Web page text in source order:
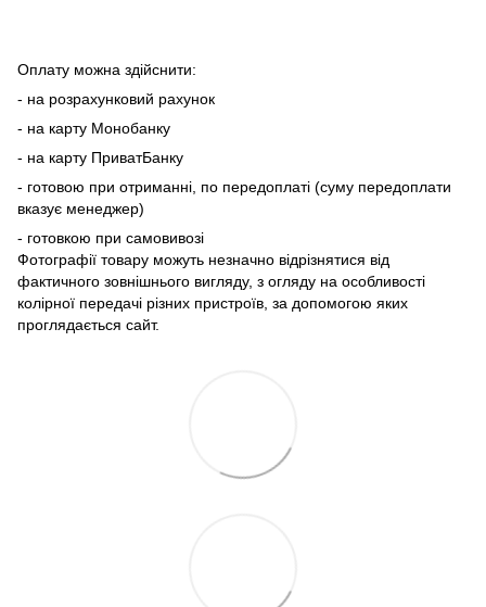
Оплату можна здійснити:
- на розрахунковий рахунок
- на карту Монобанку
- на карту ПриватБанку
- готовою при отриманні, по передоплаті (суму передоплати
вказує менеджер)
- готовкою при самовивозі
Фотографії товару можуть незначно відрізнятися від
фактичного зовнішнього вигляду, з огляду на особливості
колірної передачі різних пристроїв, за допомогою яких
проглядається сайт.